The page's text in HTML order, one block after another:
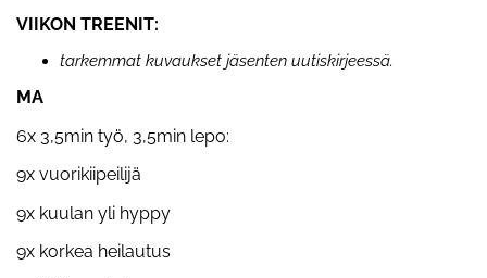
VIIKON TREENIT:
tarkemmat kuvaukset jäsenten uutiskirjeessä.
MA
6x 3,5min työ, 3,5min lepo:
9x vuorikiipeilijä
9x kuulan yli hyppy
9x korkea heilautus